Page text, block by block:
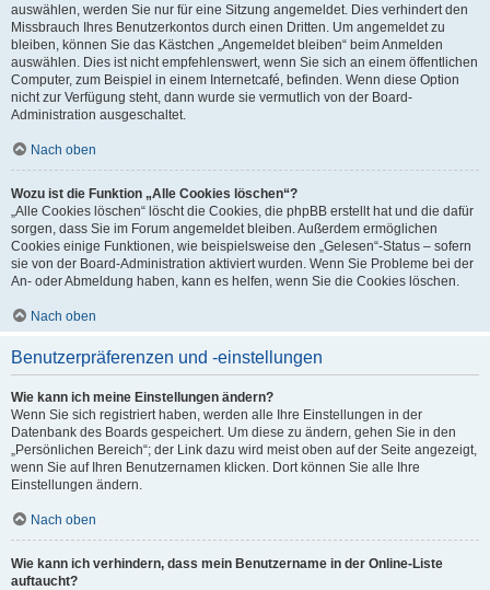
auswählen, werden Sie nur für eine Sitzung angemeldet. Dies verhindert den
Missbrauch Ihres Benutzerkontos durch einen Dritten. Um angemeldet zu
bleiben, können Sie das Kästchen „Angemeldet bleiben“ beim Anmelden
auswählen. Dies ist nicht empfehlenswert, wenn Sie sich an einem öffentlichen
Computer, zum Beispiel in einem Internetcafé, befinden. Wenn diese Option
nicht zur Verfügung steht, dann wurde sie vermutlich von der Board-
Administration ausgeschaltet.
Nach oben
Wozu ist die Funktion „Alle Cookies löschen“?
„Alle Cookies löschen“ löscht die Cookies, die phpBB erstellt hat und die dafür
sorgen, dass Sie im Forum angemeldet bleiben. Außerdem ermöglichen
Cookies einige Funktionen, wie beispielsweise den „Gelesen“-Status – sofern
sie von der Board-Administration aktiviert wurden. Wenn Sie Probleme bei der
An- oder Abmeldung haben, kann es helfen, wenn Sie die Cookies löschen.
Nach oben
Benutzerpräferenzen und -einstellungen
Wie kann ich meine Einstellungen ändern?
Wenn Sie sich registriert haben, werden alle Ihre Einstellungen in der
Datenbank des Boards gespeichert. Um diese zu ändern, gehen Sie in den
„Persönlichen Bereich“; der Link dazu wird meist oben auf der Seite angezeigt,
wenn Sie auf Ihren Benutzernamen klicken. Dort können Sie alle Ihre
Einstellungen ändern.
Nach oben
Wie kann ich verhindern, dass mein Benutzername in der Online-Liste
auftaucht?